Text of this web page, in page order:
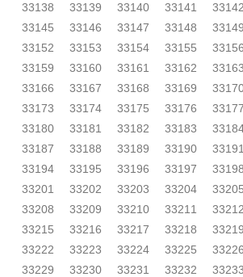
33138
33139 33140 33141 33142
33145
33146 33147 33148 33149
33152
33153 33154 33155 33156
33159
33160 33161 33162 33163
33166
33167 33168 33169
33173
33174 33175 33176 33177
33180
33181 33182 33183
33187
33188 33189 33190 33191
33194
33195 33196 33197 33198
33201
33202 33203 33204 33205
33208
33209 33210 33211 33212
33215
33216 33217 33218 33219
33222
33223 33224 33225 33226
33229
33230 33231 33232 33233